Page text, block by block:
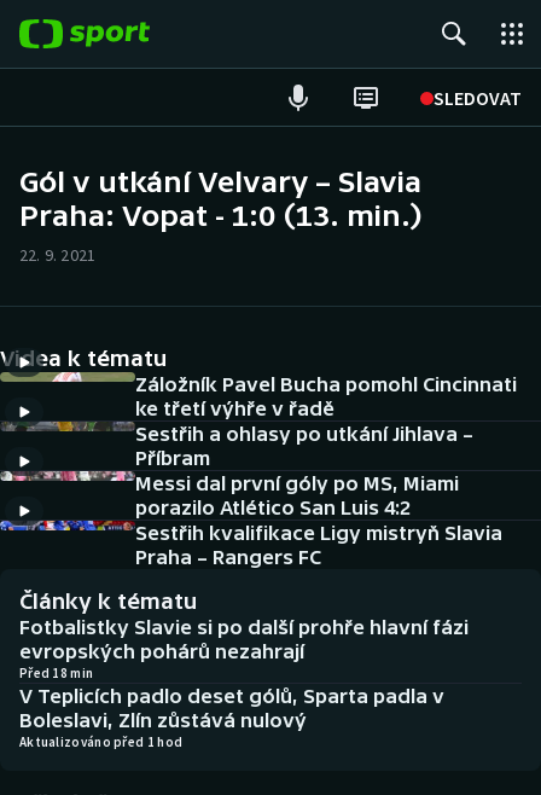
SLEDOVAT
Hokej
Cyklistika
DALŠÍ SPORTY
Americký fotbal
Baseball a softbal
Basketbal
Biatlon
Boby a skeleton
Box
NEPŘEHLÉDNĚTE
Historické návraty
Aplikace ČT sport
AZ kvíz
Gól v utkání Velvary – Slavia
Praha: Vopat - 1:0 (13. min.)
22. 9. 2021
Videa k tématu
Záložník Pavel Bucha pomohl Cincinnati
ke třetí výhře v řadě
Sestřih a ohlasy po utkání Jihlava –
Příbram
Messi dal první góly po MS, Miami
porazilo Atlético San Luis 4:2
Sestřih kvalifikace Ligy mistryň Slavia
Praha – Rangers FC
Články k tématu
Fotbalistky Slavie si po další prohře hlavní fázi
evropských pohárů nezahrají
Před 18 min
V Teplicích padlo deset gólů, Sparta padla v
Boleslavi, Zlín zůstává nulový
Aktualizováno před 1 hod